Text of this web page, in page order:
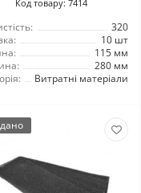
Код товару: 7414
320
10 шт
115 мм
280 мм
Витратні матеріали